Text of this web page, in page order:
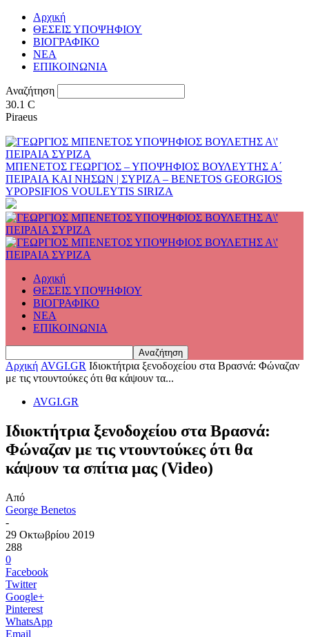
Αρχική
ΘΕΣΕΙΣ ΥΠΟΨΗΦΙΟΥ
ΒΙΟΓΡΑΦΙΚΟ
ΝΕΑ
ΕΠΙΚΟΙΝΩΝΙΑ
Αναζήτηση
30.1 C
Piraeus
ΜΠΕΝΕΤΟΣ ΓΕΩΡΓΙΟΣ – ΥΠΟΨΗΦΙΟΣ ΒΟΥΛΕΥΤΗΣ Α΄
ΠΕΙΡΑΙΑ ΚΑΙ ΝΗΣΩΝ | ΣΥΡΙΖΑ – BENETOS GEORGIOS
YPOPSIFIOS VOULEYTIS SIRIZA
Αρχική
ΘΕΣΕΙΣ ΥΠΟΨΗΦΙΟΥ
ΒΙΟΓΡΑΦΙΚΟ
ΝΕΑ
ΕΠΙΚΟΙΝΩΝΙΑ
Αρχική AVGI.GR Ιδιοκτήτρια ξενοδοχείου στα Βρασνά: Φώναζαν
με τις ντουντούκες ότι θα κάψουν τα...
AVGI.GR
Ιδιοκτήτρια ξενοδοχείου στα Βρασνά:
Φώναζαν με τις ντουντούκες ότι θα
κάψουν τα σπίτια μας (Video)
Από
George Benetos
-
29 Οκτωβρίου 2019
288
0
Facebook
Twitter
Google+
Pinterest
WhatsApp
Email